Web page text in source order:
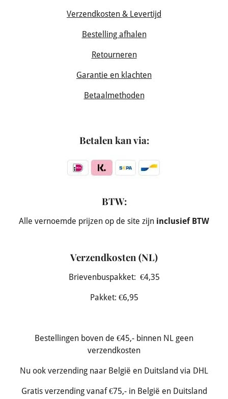
Verzendkosten & Levertijd
Bestelling afhalen
Retourneren
Garantie en klachten
Betaalmethoden
Betalen kan via:
BTW:
Alle vernoemde prijzen op de site zijn inclusief BTW
Verzendkosten (NL)
Brievenbuspakket: €4,35
Pakket: €6,95
Bestellingen boven de €45,- binnen NL geen
verzendkosten
Nu ook verzending naar België en Duitsland via DHL
Gratis verzending vanaf €75,- in België en Duitsland